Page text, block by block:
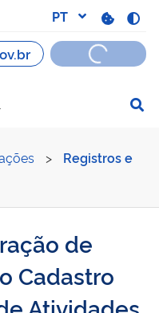
de
>
Registros e
de
Cadastro